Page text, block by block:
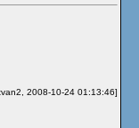
2008-10-24 01:13:46]